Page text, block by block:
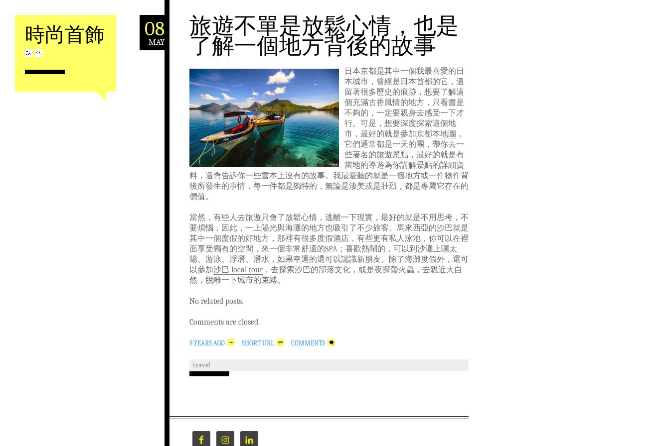
時尚首飾
Skip to content
08
MAY
旅遊不單是放鬆心情，也是
了解一個地方背後的故事
日本京都是其中一個我最喜愛的日
本城市，曾經是日本首都的它，遺
留著很多歷史的痕跡，想要了解這
個充滿古香風情的地方，只看書是
不夠的，一定要親身去感受一下才
行。可是，想要深度探索這個地
市，最好的就是參加京都本地團 ，
它們通常都是一天的團，帶你去一
些著名的旅遊景點，最好的就是有
當地的導遊為你講解景點的詳細資
料，還會告訴你一些書本上沒有的故事。我最愛聽的就是一個地方或一件物件背
後所發生的事情，每一件都是獨特的，無論是淒美或是壯烈，都是專屬它存在的
價值。
當然，有些人去旅遊只會了放鬆心情，逃離一下現實，最好的就是不用思考，不
要煩惱，因此，一上陽光與海灘的地方也吸引了不少旅客。馬來西亞的沙巴就是
其中一個度假的好地方，那裡有很多度假酒店，有些更有私人泳池，你可以在裡
面享受獨有的空間，來一個非常舒適的SPA；喜歡熱鬧的，可以到沙灘上曬太
陽、游泳、浮潛、潛水，如果幸運的還可以認識新朋友。除了海灘度假外，還可
以參加沙巴 local tour，去探索沙巴的部落文化，或是夜探螢火蟲，去親近大自
然，脫離一下城市的束縛。
No related posts.
Comments are closed.
9 YEARS AGO SHORT URL COMMENTS
travel